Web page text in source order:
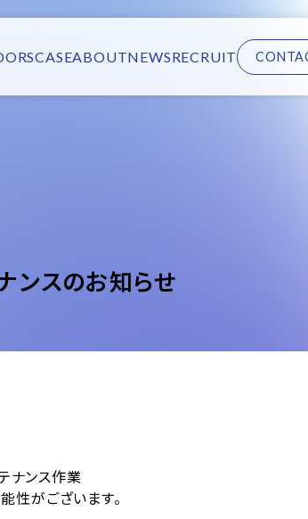
CASEABOUTNEWSRECRUIT
ンスのお知らせ
ナンス作業
がございます。